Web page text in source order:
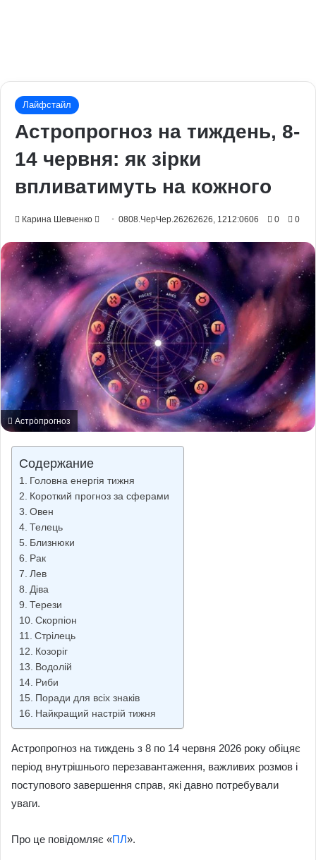
Лайфстайл
Астропрогноз на тиждень, 8-
14 червня: як зірки
впливатимуть на кожного
Карина Шевченко
Send0808.ЧерЧер.26262626, 1212:0606 0 0
Астропрогноз
Содержание
Головна енергія тижня
Короткий прогноз за сферами
Овен
Телець
Близнюки
Рак
Лев
Діва
Терези
Скорпіон
Стрілець
Козоріг
Водолій
Риби
Поради для всіх знаків
Найкращий настрій тижня
Астропрогноз на тиждень з 8 по 14 червня 2026 року обіцяє
період внутрішнього перезавантаження, важливих розмов і
поступового завершення справ, які давно потребували
уваги.
Про це повідомляє «ПЛ».